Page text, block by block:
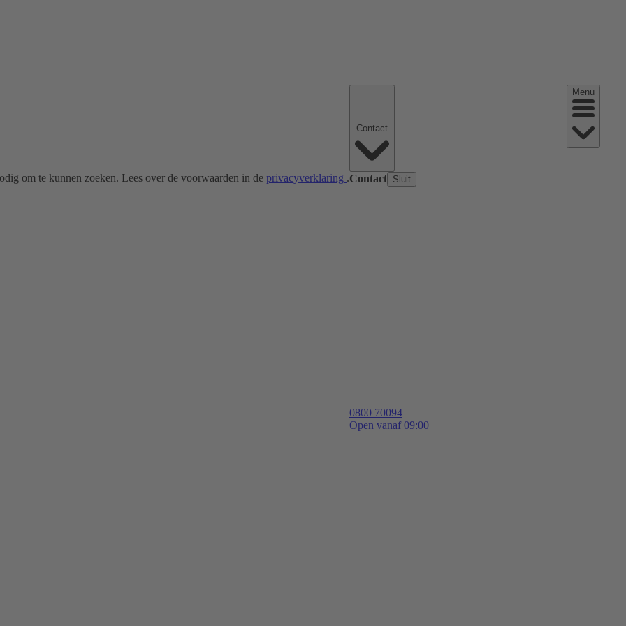
om te kunnen zoeken. Lees over de voorwaarden in de privacyverklaring .Contact Sluit
0800 70094
Open vanaf 09:00
Menu